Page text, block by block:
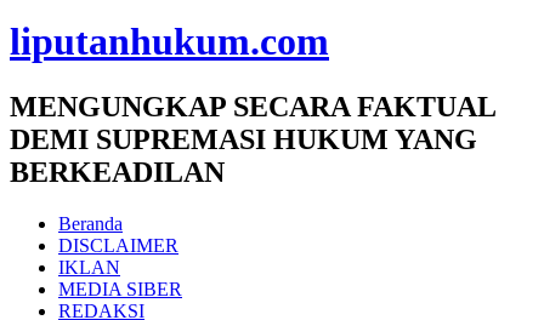
liputanhukum.com
MENGUNGKAP SECARA FAKTUAL
DEMI SUPREMASI HUKUM YANG
BERKEADILAN
Beranda
DISCLAIMER
IKLAN
MEDIA SIBER
REDAKSI